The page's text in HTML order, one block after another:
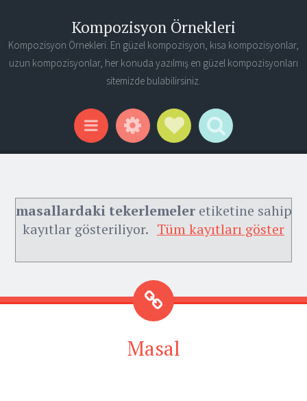
Kompozisyon Örnekleri
Kompozisyon Örnekleri. En güzel kompozisyon, kısa kompozisyonlar,
uzun kompozisyonlar, her konuda yazılmış en güzel kompozisyonları
sitemizde bulabilirsiniz.
Menu WidgetsSocial Links
Search
masallardaki tekerlemeleretiketine sahip
kayıtlar gösteriliyor. Tüm kayıtları göster
Masal